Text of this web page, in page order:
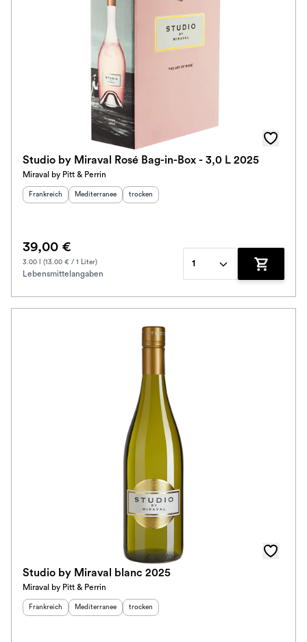
Studio by Miraval Rosé Bag-in-Box - 3,0 L 2025
Miraval by Pitt & Perrin
Herkunftsland
Frankreich Herkunftsregion
Mediterranee Geschmack
trocken
39,00 €
3.00 l (13.00 € / 1 Liter)
Lebensmittelangaben
1
Zum
Studio by Miraval blanc 2025
Miraval by Pitt & Perrin
Herkunftsland
Frankreich Herkunftsregion
Mediterranee Geschmack
trocken